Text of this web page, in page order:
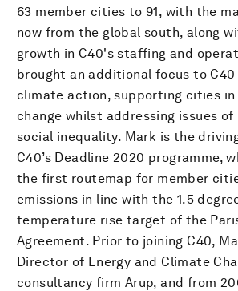
63 member cities to 91, with the
now from the global south, along
growth in C40's staffing and
brought an additional focus to C40
climate action, supporting cities
change whilst addressing issues
social inequality. Mark is the
C40’s Deadline 2020 programme,
the first routemap for member
emissions in line with the 1.5
temperature rise target of the
Agreement. Prior to joining C40,
Director of Energy and Climate
consultancy firm Arup, and from